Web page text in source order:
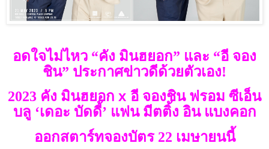
อดใจไม่ไหว “คัง มินฮยอก” และ “อี จอง
ชิน” ประกาศข่าวดีด้วยตัวเอง!
2023 คัง มินฮยอก x อี จองชิน ฟรอม ซีเอ็น
บลู ‘เดอะ บัดดี้’ แฟน มีตติ้ง อิน แบงคอก
ออกสตาร์ทจองบัตร 22 เมษายนนี้​